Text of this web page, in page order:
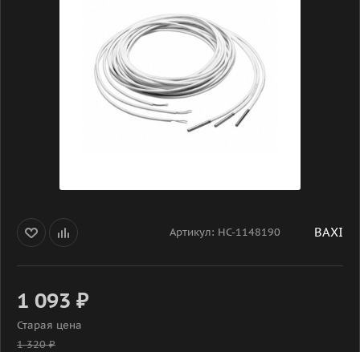
Артикул: НС-1148190 BAXI
1 093 ₽
Старая цена
1 320₽